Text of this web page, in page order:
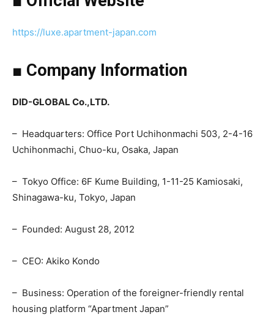
https://luxe.apartment-japan.com
■ Company Information
DID-GLOBAL Co.,LTD.
– Headquarters: Office Port Uchihonmachi 503, 2-4-16
Uchihonmachi, Chuo-ku, Osaka, Japan
– Tokyo Office: 6F Kume Building, 1-11-25 Kamiosaki,
Shinagawa-ku, Tokyo, Japan
– Founded: August 28, 2012
– CEO: Akiko Kondo
– Business: Operation of the foreigner-friendly rental
housing platform “Apartment Japan”